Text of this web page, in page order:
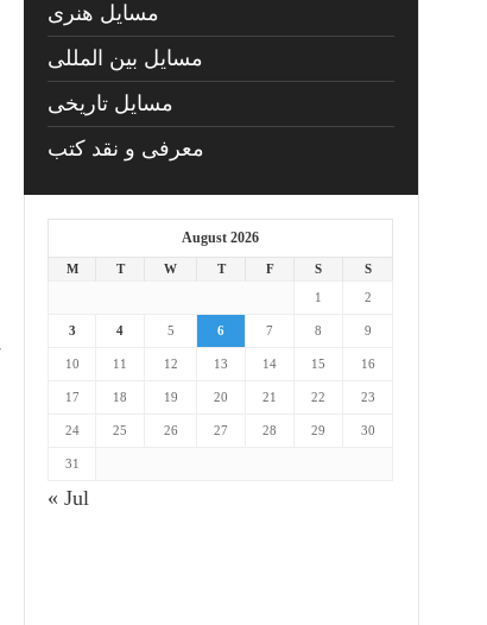
مسايل هنری
مسایل بین المللی
مسایل تاریخی
معرفی و نقد کتب
August 2026
M T W T F S
S
1
2
3 4 5 6 7 8 9
10 11 12 13 14 15 16
17 18 19 20 21 22 23
24 25 26 27 28 29 30
31
« Jul